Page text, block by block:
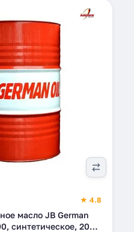
★ 4.8
масло JB German
синтетическое, 208